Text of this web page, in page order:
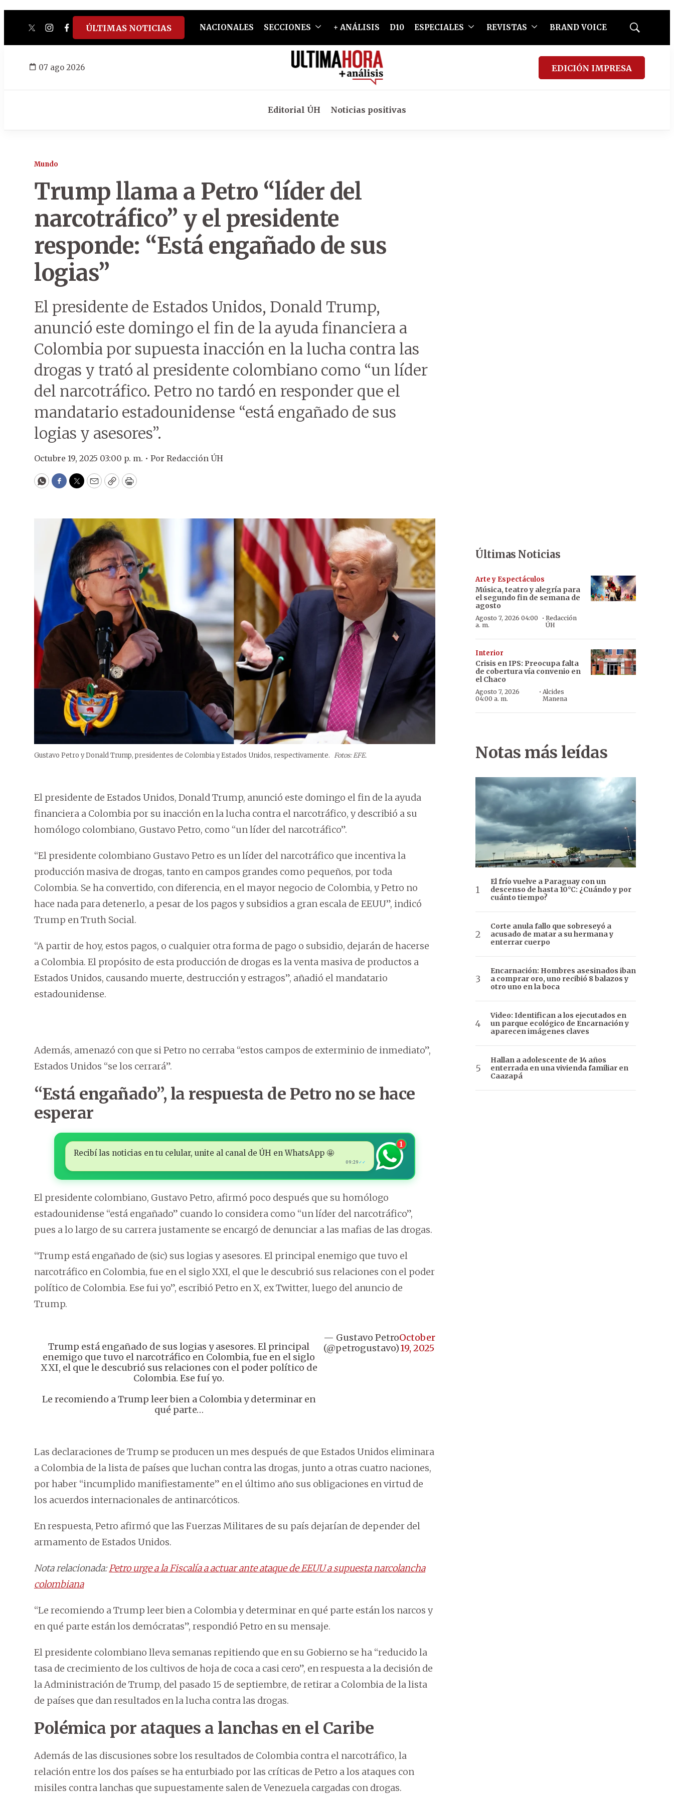
twitterinstagram
facebook
tiktokyoutube
spotify
ÚLTIMAS NOTICIAS NACIONALES SECCIONES + ANÁLISIS D10 ESPECIALES REVISTAS BRAND VOICE
Mostrar
07 ago 2026 EDICIÓN IMPRESA
Editorial ÚH Noticias positivas
Mundo
Trump llama a Petro “líder del
narcotráfico” y el presidente
responde: “Está engañado de sus
logias”
El presidente de Estados Unidos, Donald Trump,
anunció este domingo el fin de la ayuda financiera a
Colombia por supuesta inacción en la lucha contra las
drogas y trató al presidente colombiano como “un líder
del narcotráfico. Petro no tardó en responder que el
mandatario estadounidense “está engañado de sus
logias y asesores”.
Octubre 19, 2025 03:00 p. m. • Por Redacción ÚH
WhatsApp
Facebook
Twitter
EmailCopyPrint
Gustavo Petro y Donald Trump, presidentes de Colombia y Estados Unidos, respectivamente. Fotos: EFE.
El presidente de Estados Unidos, Donald Trump, anunció este domingo el fin de la ayuda
financiera a Colombia por su inacción en la lucha contra el narcotráfico, y describió a su
homólogo colombiano, Gustavo Petro, como “un líder del narcotráfico”.
“El presidente colombiano Gustavo Petro es un líder del narcotráfico que incentiva la
producción masiva de drogas, tanto en campos grandes como pequeños, por toda
Colombia. Se ha convertido, con diferencia, en el mayor negocio de Colombia, y Petro no
hace nada para detenerlo, a pesar de los pagos y subsidios a gran escala de EEUU”, indicó
Trump en Truth Social.
“A partir de hoy, estos pagos, o cualquier otra forma de pago o subsidio, dejarán de hacerse
a Colombia. El propósito de esta producción de drogas es la venta masiva de productos a
Estados Unidos, causando muerte, destrucción y estragos”, añadió el mandatario
estadounidense.
Además, amenazó con que si Petro no cerraba “estos campos de exterminio de inmediato”,
Estados Unidos “se los cerrará”.
“Está engañado”, la respuesta de Petro no se hace
esperar
Recibí las noticias en tu celular, unite al canal de ÚH en WhatsApp 🤩
09:29 ✓✓
1
El presidente colombiano, Gustavo Petro, afirmó poco después que su homólogo
estadounidense “está engañado” cuando lo considera como “un líder del narcotráfico”,
pues a lo largo de su carrera justamente se encargó de denunciar a las mafias de las drogas.
“Trump está engañado de (sic) sus logias y asesores. El principal enemigo que tuvo el
narcotráfico en Colombia, fue en el siglo XXI, el que le descubrió sus relaciones con el poder
político de Colombia. Ese fui yo”, escribió Petro en X, ex Twitter, luego del anuncio de
Trump.
Trump está engañado de sus logias y asesores. El principal
enemigo que tuvo el narcotráfico en Colombia, fue en el siglo
XXI, el que le descubrió sus relaciones con el poder político de
Colombia. Ese fuí yo.
Le recomiendo a Trump leer bien a Colombia y determinar en
qué parte…
— Gustavo Petro
(@petrogustavo)
October
19, 2025
Las declaraciones de Trump se producen un mes después de que Estados Unidos eliminara
a Colombia de la lista de países que luchan contra las drogas, junto a otras cuatro naciones,
por haber “incumplido manifiestamente” en el último año sus obligaciones en virtud de
los acuerdos internacionales de antinarcóticos.
En respuesta, Petro afirmó que las Fuerzas Militares de su país dejarían de depender del
armamento de Estados Unidos.
Nota relacionada:Petro urge a la Fiscalía a actuar ante ataque de EEUU a supuesta narcolancha
colombiana
“Le recomiendo a Trump leer bien a Colombia y determinar en qué parte están los narcos y
en qué parte están los demócratas”, respondió Petro en su mensaje.
El presidente colombiano lleva semanas repitiendo que en su Gobierno se ha “reducido la
tasa de crecimiento de los cultivos de hoja de coca a casi cero”, en respuesta a la decisión de
la Administración de Trump, del pasado 15 de septiembre, de retirar a Colombia de la lista
de países que dan resultados en la lucha contra las drogas.
Polémica por ataques a lanchas en el Caribe
Además de las discusiones sobre los resultados de Colombia contra el narcotráfico, la
relación entre los dos países se ha enturbiado por las críticas de Petro a los ataques con
misiles contra lanchas que supuestamente salen de Venezuela cargadas con drogas.
Últimas Noticias
Arte y Espectáculos
Música, teatro y alegría para
el segundo fin de semana de
agosto
Agosto 7, 2026 04:00
a. m.
· Redacción
ÚH
Interior
Crisis en IPS: Preocupa falta
de cobertura vía convenio en
el Chaco
Agosto 7, 2026
04:00 a. m.
·Alcides
Manena
Notas más leídas
El frío vuelve a Paraguay con un
descenso de hasta 10°C: ¿Cuándo y por
cuánto tiempo?
Corte anula fallo que sobreseyó a
acusado de matar a su hermana y
enterrar cuerpo
Encarnación: Hombres asesinados iban
a comprar oro, uno recibió 8 balazos y
otro uno en la boca
Video: Identifican a los ejecutados en
un parque ecológico de Encarnación y
aparecen imágenes claves
Hallan a adolescente de 14 años
enterrada en una vivienda familiar en
Caazapá